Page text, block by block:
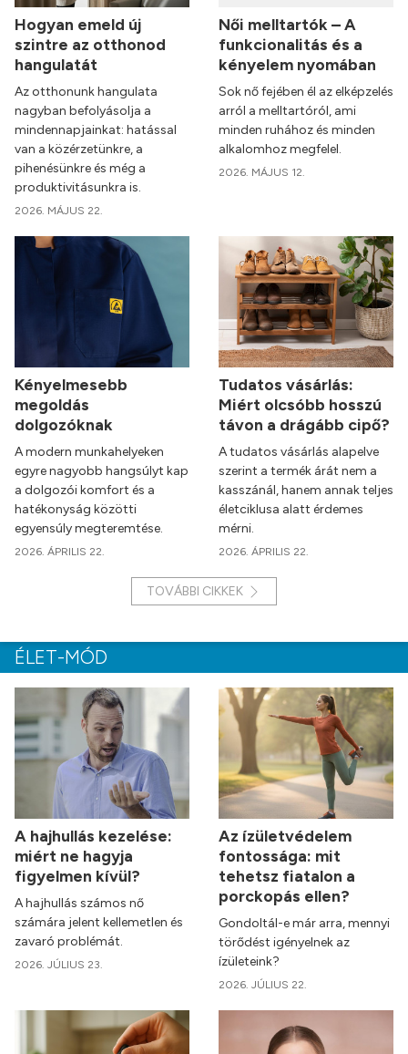
Hogyan emeld új
szintre az otthonod
hangulatát
Az otthonunk hangulata
nagyban befolyásolja a
mindennapjainkat: hatással
van a közérzetünkre, a
pihenésünkre és még a
produktivitásunkra is.
2026. MÁJUS 22.
Női melltartók – A
funkcionalitás és a
kényelem nyomában
Sok nő fejében él az elképzelés
arról a melltartóról, ami
minden ruhához és minden
alkalomhoz megfelel.
2026. MÁJUS 12.
Kényelmesebb
megoldás
dolgozóknak
A modern munkahelyeken
egyre nagyobb hangsúlyt kap
a dolgozói komfort és a
hatékonyság közötti
egyensúly megteremtése.
2026. ÁPRILIS 22.
Tudatos vásárlás:
Miért olcsóbb hosszú
távon a drágább cipő?
A tudatos vásárlás alapelve
szerint a termék árát nem a
kasszánál, hanem annak teljes
életciklusa alatt érdemes
mérni.
2026. ÁPRILIS 22.
TOVÁBBI CIKKEK
ÉLET-MÓD
A hajhullás kezelése:
miért ne hagyja
figyelmen kívül?
A hajhullás számos nő
számára jelent kellemetlen és
zavaró problémát.
2026. JÚLIUS 23.
Az ízületvédelem
fontossága: mit
tehetsz fiatalon a
porckopás ellen?
Gondoltál-e már arra, mennyi
törődést igényelnek az
ízületeink?
2026. JÚLIUS 22.